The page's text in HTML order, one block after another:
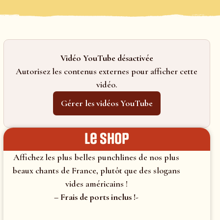
Vidéo YouTube désactivée
Autorisez les contenus externes pour afficher cette
vidéo.
Gérer les vidéos YouTube
le shop
Affichez les plus belles punchlines de nos plus
beaux chants de France, plutôt que des slogans
vides américains !
– Frais de ports inclus !-